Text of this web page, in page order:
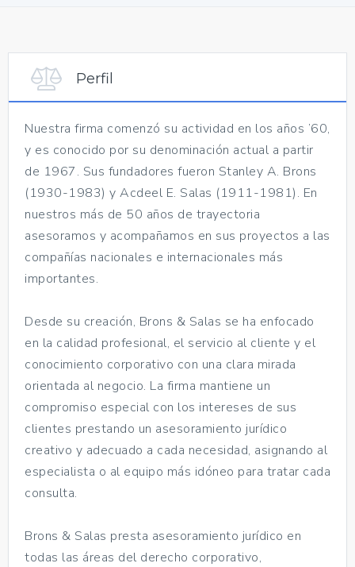
Perfil
Nuestra firma comenzó su actividad en los años ’60,
y es conocido por su denominación actual a partir
de 1967. Sus fundadores fueron Stanley A. Brons
(1930-1983) y Acdeel E. Salas (1911-1981). En
nuestros más de 50 años de trayectoria
asesoramos y acompañamos en sus proyectos a las
compañías nacionales e internacionales más
importantes.
Desde su creación, Brons & Salas se ha enfocado
en la calidad profesional, el servicio al cliente y el
conocimiento corporativo con una clara mirada
orientada al negocio. La firma mantiene un
compromiso especial con los intereses de sus
clientes prestando un asesoramiento jurídico
creativo y adecuado a cada necesidad, asignando al
especialista o al equipo más idóneo para tratar cada
consulta.
Brons & Salas presta asesoramiento jurídico en
todas las áreas del derecho corporativo,